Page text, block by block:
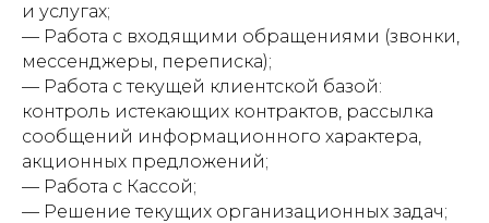
и услугах;
— Работа с входящими обращениями (звонки,
мессенджеры, переписка);
— Работа с текущей клиентской базой:
контроль истекающих контрактов, рассылка
сообщений информационного характера,
акционных предложений;
— Работа с Кассой;
— Решение текущих организационных задач;